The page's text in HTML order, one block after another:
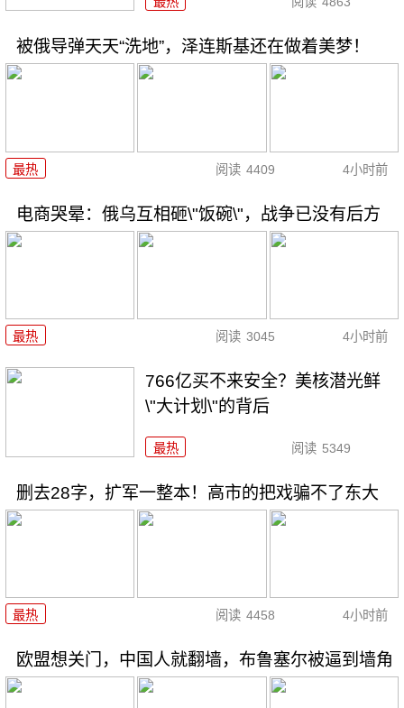
被俄导弹天天“洗地”，泽连斯基还在做着美梦！
最热 阅读 4409 4小时前
电商哭晕：俄乌互相砸\"饭碗\"，战争已没有后方
最热 阅读 3045 4小时前
766亿买不来安全？美核潜光鲜
\"大计划\"的背后
最热 阅读 5349
删去28字，扩军一整本！高市的把戏骗不了东大
最热 阅读 4458 4小时前
欧盟想关门，中国人就翻墙，布鲁塞尔被逼到墙角